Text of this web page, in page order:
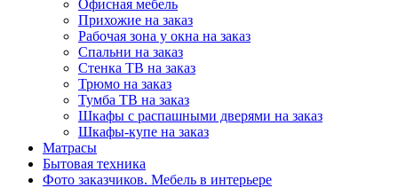
Офисная мебель
Прихожие на заказ
Рабочая зона у окна на заказ
Спальни на заказ
Стенка ТВ на заказ
Трюмо на заказ
Тумба ТВ на заказ
Шкафы с распашными дверями на заказ
Шкафы-купе на заказ
Матрасы
Бытовая техника
Фото заказчиков. Мебель в интерьере